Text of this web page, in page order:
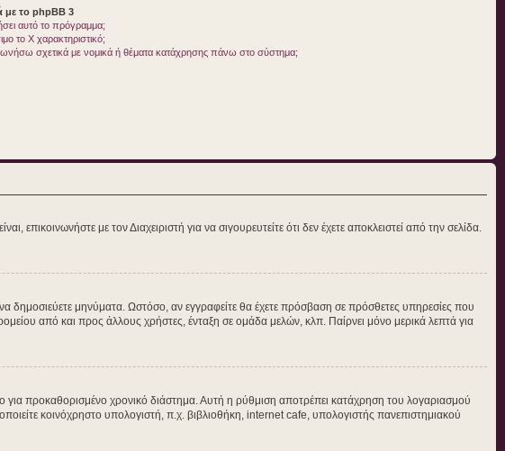
με το phpBB 3
αυτό το πρόγραμμα;
το Χ χαρακτηριστικό;
σχετικά με νομικά ή θέματα κατάχρησης πάνω στο σύστημα;
με τον Διαχειριστή για να σιγουρευτείτε ότι δεν έχετε αποκλειστεί από την σελίδα.
δημοσιεύετε μηνύματα. Ωστόσο, αν εγγραφείτε θα έχετε πρόσβαση σε πρόσθετες υπηρεσίες που
από και προς άλλους χρήστες, ένταξη σε ομάδα μελών, κλπ. Παίρνει μόνο μερικά λεπτά για
προκαθορισμένο χρονικό διάστημα. Αυτή η ρύθμιση αποτρέπει κατάχρηση του λογαριασμού
κοινόχρηστο υπολογιστή, π.χ. βιβλιοθήκη, internet cafe, υπολογιστής πανεπιστημιακού